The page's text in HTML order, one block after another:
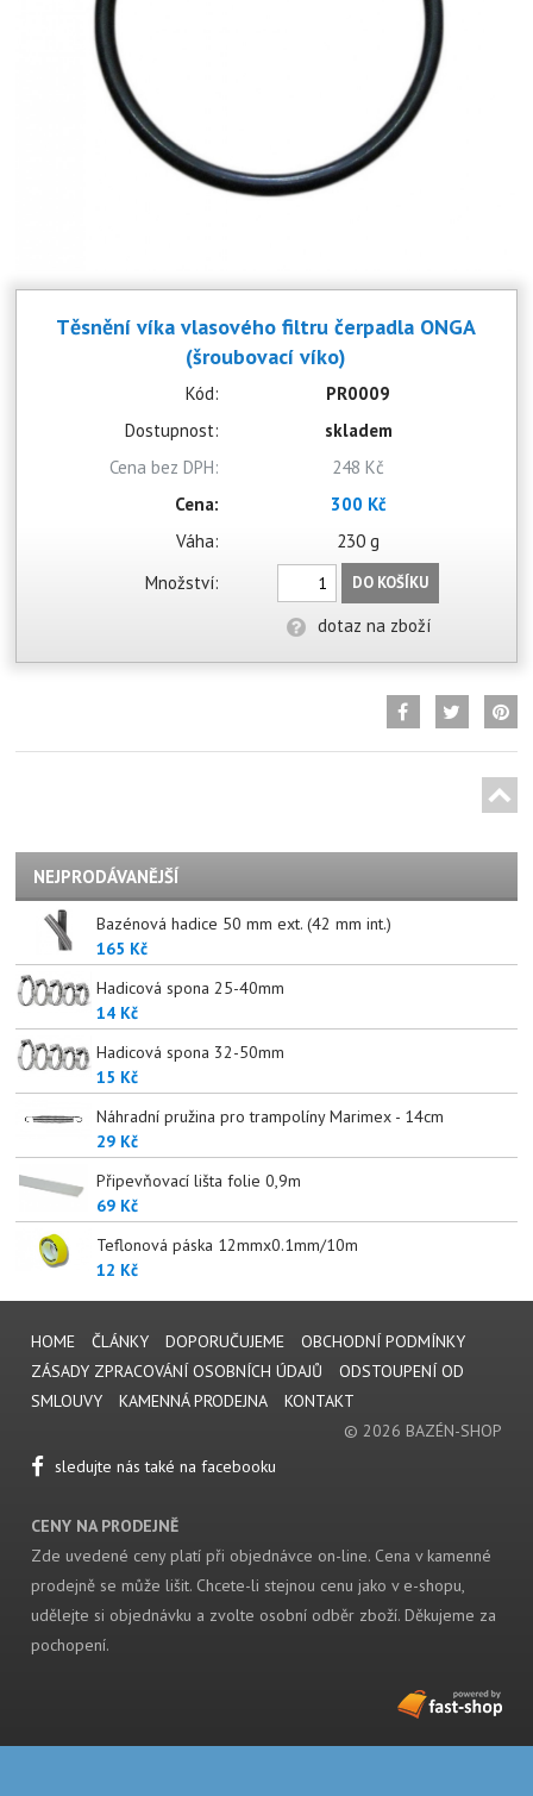
Těsnění víka vlasového filtru čerpadla ONGA
(šroubovací víko)
Kód:
PR0009
Dostupnost:
skladem
Cena bez DPH:
248 Kč
Cena:
300 Kč
Váha:
230 g
Množství:
DO KOŠÍKU
dotaz na zboží
NEJPRODÁVANĚJŠÍ
Bazénová hadice 50 mm ext. (42 mm int.)
165 Kč
Hadicová spona 25-40mm
14 Kč
Hadicová spona 32-50mm
15 Kč
Náhradní pružina pro trampolíny Marimex - 14cm
29 Kč
Připevňovací lišta folie 0,9m
69 Kč
Teflonová páska 12mmx0.1mm/10m
12 Kč
HOME ČLÁNKY DOPORUČUJEME
OBCHODNÍ PODMÍNKY
ZÁSADY ZPRACOVÁNÍ OSOBNÍCH ÚDAJŮ
ODSTOUPENÍ OD
SMLOUVY
KAMENNÁ PRODEJNA
KONTAKT
© 2026 BAZÉN-SHOP
sledujte nás také na facebooku
CENY NA PRODEJNĚ
Zde uvedené ceny platí při objednávce on-line. Cena v kamenné
prodejně se může lišit. Chcete-li stejnou cenu jako v e-shopu,
udělejte si objednávku a zvolte osobní odběr zboží. Děkujeme za
pochopení.